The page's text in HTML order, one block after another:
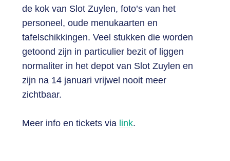
de kok van Slot Zuylen, foto’s van het
personeel, oude menukaarten en
tafelschikkingen. Veel stukken die worden
getoond zijn in particulier bezit of liggen
normaliter in het depot van Slot Zuylen en
zijn na 14 januari vrijwel nooit meer
zichtbaar.
Meer info en tickets via link.